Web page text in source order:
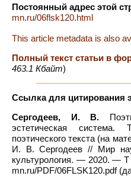
Постоянный адрес этой
mn.ru/06flsk120.html
This article metadata is also
Полный текст статьи в
463.1 Кбайт)
Ссылка для цитирования
Сергодеев, И. В.
эстетическая
поэтического текста (на
И. В. Сергодеев // Мир
культурология. — 2020. —
mn.ru/PDF/06FLSK120.pdf